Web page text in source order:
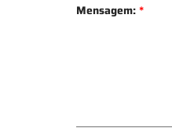
Mensagem:*